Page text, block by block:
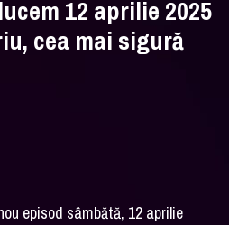
12 aprilie 2025
cea mai sigură
episod sâmbătă, 12 aprilie